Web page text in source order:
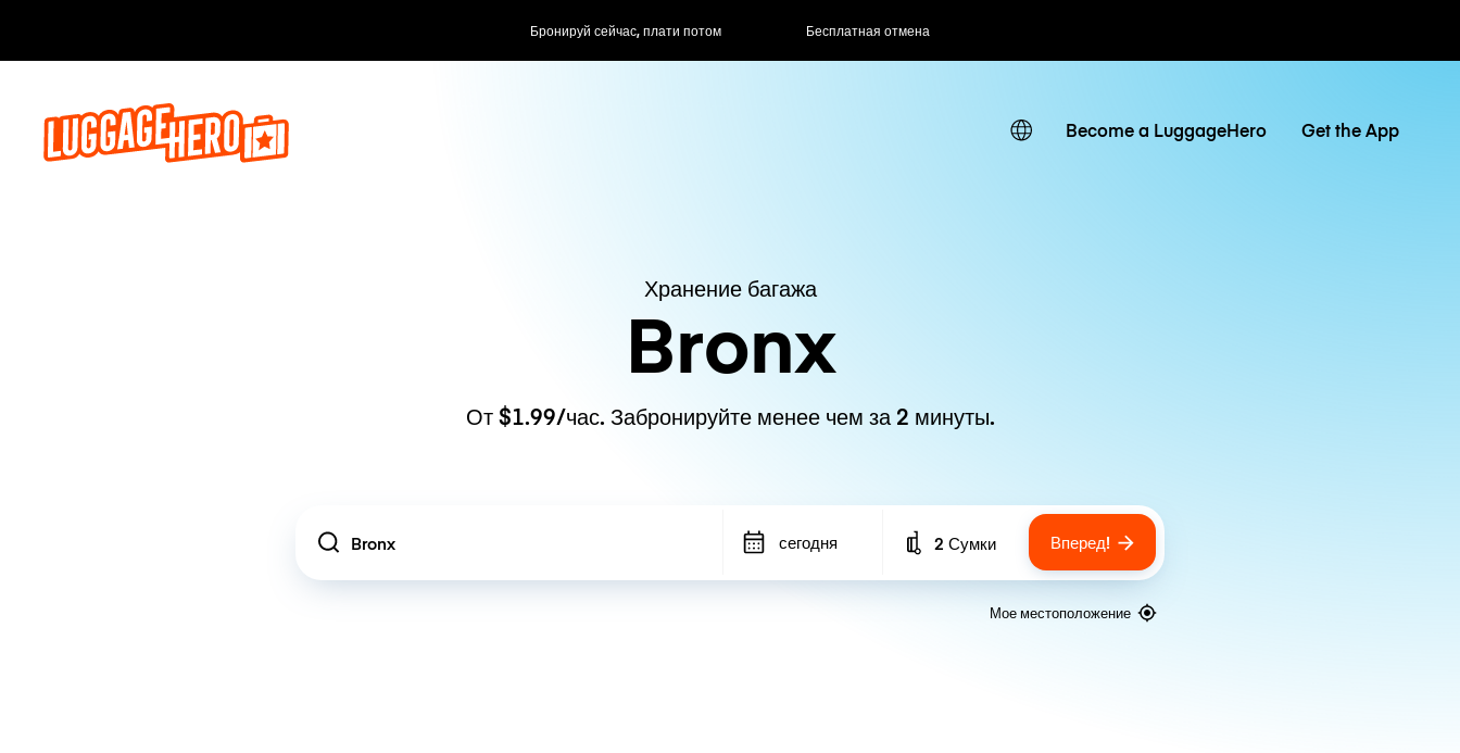
Бронируй сейчас, плати потом Бесплатная отмена Почасовые / дневные тарифы
Become a LuggageHero Get the App
Хранение багажа
Bronx
От $1.99/час. Забронируйте менее чем за 2 минуты.
Location сегодня Number of bags
2 Сумки Вперед!
Мое местоположение